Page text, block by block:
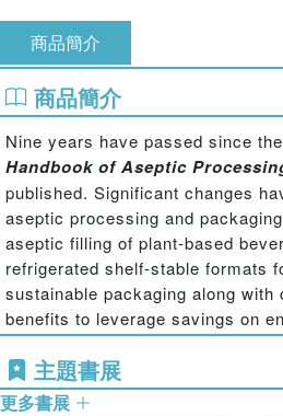
商品簡介
商品簡介
Nine years have passed since
Handbook of Aseptic
published. Significant changes
aseptic processing and
aseptic filling of plant-based
refrigerated shelf-stable formats
sustainable packaging along
benefits to leverage savings on
footprint. In addition, insight into
particulates using two- and three-
processing followed by prompt
主題書展
更多書展